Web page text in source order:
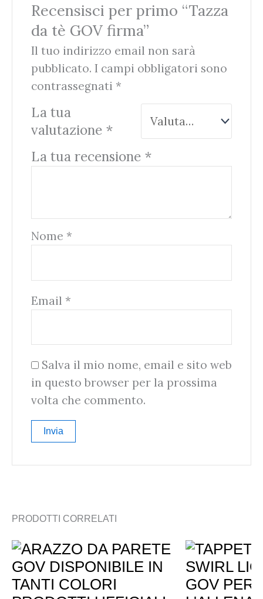
Recensisci per primo “Tazza
da tè GOV firma”
Il tuo indirizzo email non sarà
pubblicato. I campi obbligatori sono
contrassegnati *
La tua
valutazione *
La tua recensione *
Nome *
Email *
Salva il mio nome, email e sito web
in questo browser per la prossima
volta che commento.
PRODOTTI CORRELATI